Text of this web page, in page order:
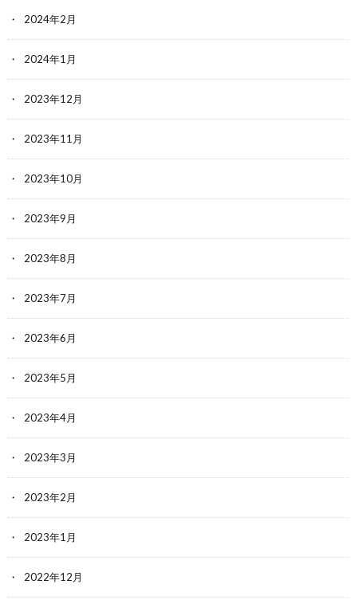
2024年2月
2024年1月
2023年12月
2023年11月
2023年10月
2023年9月
2023年8月
2023年7月
2023年6月
2023年5月
2023年4月
2023年3月
2023年2月
2023年1月
2022年12月